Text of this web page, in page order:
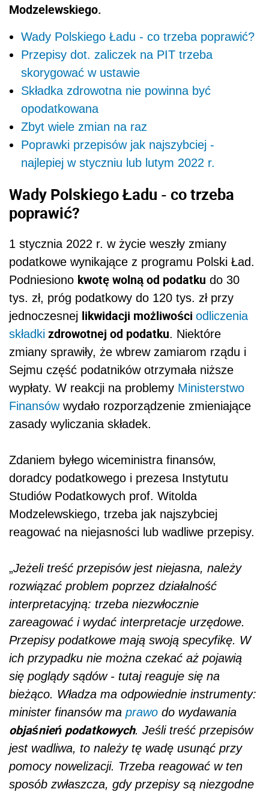
Modzelewskiego.
Wady Polskiego Ładu - co trzeba poprawić?
Przepisy dot. zaliczek na PIT trzeba
skorygować w ustawie
Składka zdrowotna nie powinna być
opodatkowana
Zbyt wiele zmian na raz
Poprawki przepisów jak najszybciej -
najlepiej w styczniu lub lutym 2022 r.
Wady Polskiego Ładu - co trzeba
poprawić?
1 stycznia 2022 r. w życie weszły zmiany
podatkowe wynikające z programu Polski Ład.
Podniesiono kwotę wolną od podatku do 30
tys. zł, próg podatkowy do 120 tys. zł przy
jednoczesnej likwidacji możliwości odliczenia
składki zdrowotnej od podatku. Niektóre
zmiany sprawiły, że wbrew zamiarom rządu i
Sejmu część podatników otrzymała niższe
wypłaty. W reakcji na problemy Ministerstwo
Finansówwydało rozporządzenie zmieniające
zasady wyliczania składek.
Zdaniem byłego wiceministra finansów,
doradcy podatkowego i prezesa Instytutu
Studiów Podatkowych prof. Witolda
Modzelewskiego, trzeba jak najszybciej
reagować na niejasności lub wadliwe przepisy.
„Jeżeli treść przepisów jest niejasna, należy
rozwiązać problem poprzez działalność
interpretacyjną: trzeba niezwłocznie
zareagować i wydać interpretacje urzędowe.
Przepisy podatkowe mają swoją specyfikę. W
ich przypadku nie można czekać aż pojawią
się poglądy sądów - tutaj reaguje się na
bieżąco. Władza ma odpowiednie instrumenty:
minister finansów ma prawo do wydawania
objaśnień podatkowych. Jeśli treść przepisów
jest wadliwa, to należy tę wadę usunąć przy
pomocy nowelizacji. Trzeba reagować w ten
sposób zwłaszcza, gdy przepisy są niezgodne